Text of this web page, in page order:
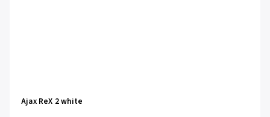
Ajax ReX 2 white